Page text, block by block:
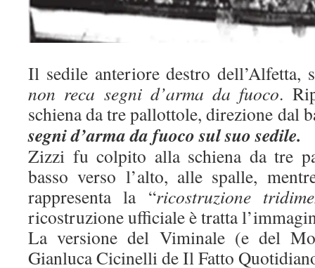
Il sedile anteriore destro dell’Alfetta,
non reca segni d’arma da fuoco.
schiena da tre pallottole, direzione dal
segni d’arma da fuoco sul suo sedile.
Zizzi fu colpito alla schiena da tre
basso verso l’alto, alle spalle,
rappresenta la “ricostruzione
ricostruzione ufficiale è tratta
La versione del Viminale (e del
Gianluca Cicinelli de Il Fatto